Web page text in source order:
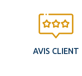
AVIS CLIENT